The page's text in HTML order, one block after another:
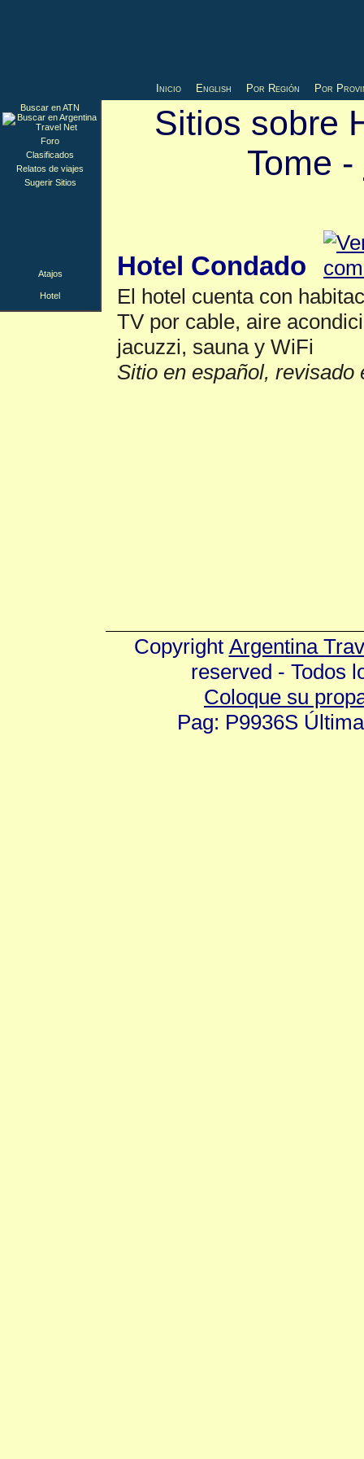
Inicio English Por Región Por
Sitios sobre
Tome -
Hotel Condado
El hotel cuenta con
TV por cable, aire
jacuzzi, sauna y WiFi
Sitio en español, revisado
Buscar en ATN
Foro
Clasificados
Relatos de viajes
Sugerir Sitios
Atajos
Hotel
Copyright Argentina
reserved - Todos
Coloque su
Pag: P9936S